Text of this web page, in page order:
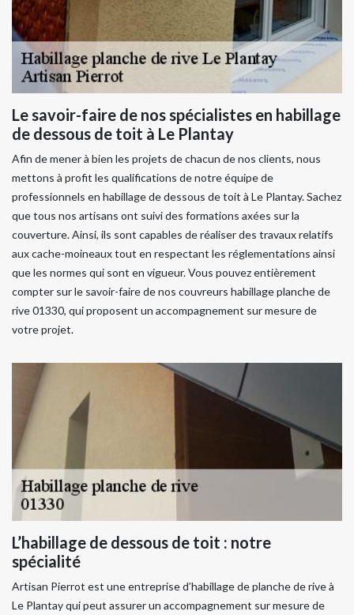
Le savoir-faire de nos spécialistes en habillage
de dessous de toit à Le Plantay
Afin de mener à bien les projets de chacun de nos clients, nous
mettons à profit les qualifications de notre équipe de
professionnels en habillage de dessous de toit à Le Plantay. Sachez
que tous nos artisans ont suivi des formations axées sur la
couverture. Ainsi, ils sont capables de réaliser des travaux relatifs
aux cache-moineaux tout en respectant les réglementations ainsi
que les normes qui sont en vigueur. Vous pouvez entièrement
compter sur le savoir-faire de nos couvreurs habillage planche de
rive 01330, qui proposent un accompagnement sur mesure de
votre projet.
L’habillage de dessous de toit : notre
spécialité
Artisan Pierrot est une entreprise d’habillage de planche de rive à
Le Plantay qui peut assurer un accompagnement sur mesure de